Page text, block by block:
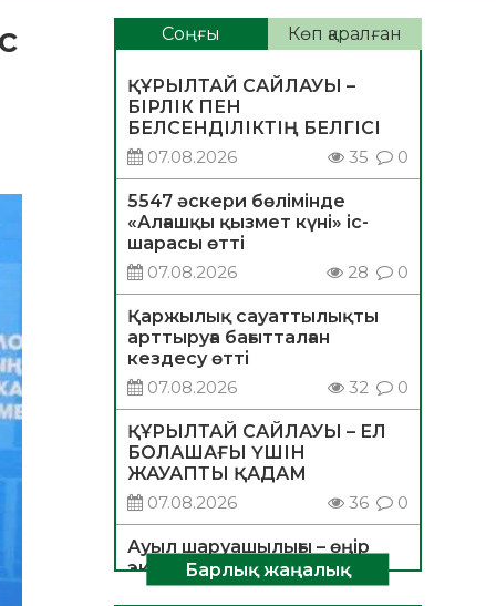
Соңғы Көп қаралған
ҚҰРЫЛТАЙ САЙЛАУЫ –
БІРЛІК ПЕН
БЕЛСЕНДІЛІКТІҢ БЕЛГІСІ
07.08.2026
35 0
5547 әскери бөлімінде
«Алғашқы қызмет күні» іс-
шарасы өтті
07.08.2026
28 0
Қаржылық сауаттылықты
арттыруға бағытталған
кездесу өтті
07.08.2026
32 0
ҚҰРЫЛТАЙ САЙЛАУЫ – ЕЛ
БОЛАШАҒЫ ҮШІН
ЖАУАПТЫ ҚАДАМ
07.08.2026
36 0
Ауыл шаруашылығы – өңір
экономикасының негізгі
тірегі
Барлық жаңалық